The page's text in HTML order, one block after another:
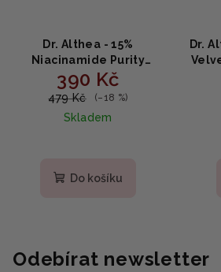
Dr. Althea - 15%
Niacinamide Purity
Serum - Rozjasňující
sérum s niacinamidem
390 Kč
479 Kč (–18 %)
Skladem
Do košíku
Dr.
Odebírat newsletter